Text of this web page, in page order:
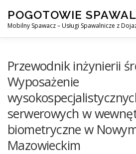
content
POGOTOWIE
Mobilny Spawacz – Usługi Spawalnicze z
SPAWANIE MIG/MAG (GMAW)
KONTAKT
Przewodnik inżynierii
Wyposażenie
serwerowych w
biometryczne w
Mazowieckim